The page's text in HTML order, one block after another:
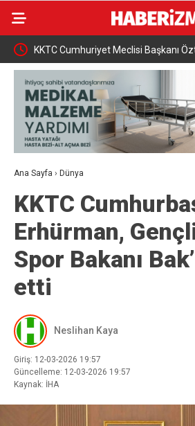
KKTC Cumhuriyet Meclisi Başkanı
egemen eşitliğimizden ve eşit
statümüzden asla taviz
Ana Sayfa › Dünya
KKTC
Erhürman,
Spor Bakanı
etti
Neslihan Kaya
Giriş: 12-03-2026 19:57
Güncelleme: 12-03-2026 19:57
Kaynak: İHA